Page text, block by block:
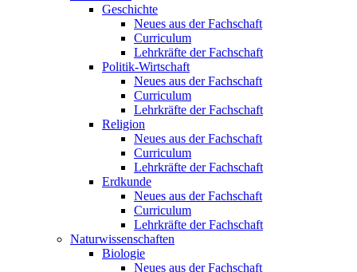
Geschichte
Neues aus der Fachschaft
Curriculum
Lehrkräfte der Fachschaft
Politik-Wirtschaft
Neues aus der Fachschaft
Curriculum
Lehrkräfte der Fachschaft
Religion
Neues aus der Fachschaft
Curriculum
Lehrkräfte der Fachschaft
Erdkunde
Neues aus der Fachschaft
Curriculum
Lehrkräfte der Fachschaft
Naturwissenschaften
Biologie
Neues aus der Fachschaft